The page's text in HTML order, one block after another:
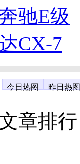
驰E级
CX-7
今日热图 昨日热图
章排行